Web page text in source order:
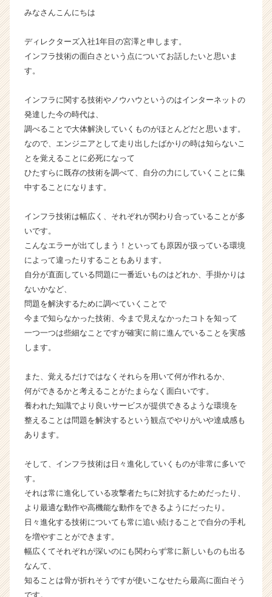
企
業
ス
ト
が
届
く
就
サ
チ
ア
キ
リ
ア
h
r
C
a
r
みなさんこんにちは
ディレクターズ入社1年目の宮澤と申します。
インフラ技術の面白さという点についてお話したいと思いま
す。
インフラに関する技術やノウハウというのはインターネットの
発達した今の時代は、
調べることで大体解決していくものがほとんどだと思います。
なので、エンジニアとして走り出したばかりの時は知らないこ
とを覚えることに必死になって
ひたすらに既存の技術を調べて、自分の力にしていくことに集
中することになります。
インフラ技術は幅広く、それぞれが関わり合っていることが多
いです。
こんなエラーが出てしまう！といっても原因が扱っている環境
によって違ったりすることもあります。
自分が直面している問題に一番近いものはどれか、手掛かりは
ないかなど、
問題を解決するために調べていくことで
今まで知らなかった技術、今まで見えなかったコトを知って
一つ一つは些細なことですが確実に前に進んでいることを実感
します。
また、覚えるだけではなくそれらを用いて何が作れるか、
何ができるかと考えることがたまらなく面白いです。
養われた知識でより良いサービスが提供できるような環境を
整えることは問題を解決するという観点でやりがいや達成感も
あります。
そして、インフラ技術は日々進化していくものが非常に多いで
す。
それは常に進化している攻撃者たちに対抗するためだったり、
より最適な動作や高機能な動作をできるようにだったり。
日々進化する技術についても常に追い続けることで自分の手札
を増やすことができます。
幅広くてそれぞれが深いのにも関わらず常に新しいものも出る
なんて、
知ることは骨が折れそうですが使いこなせたら最高に面白そう
です。